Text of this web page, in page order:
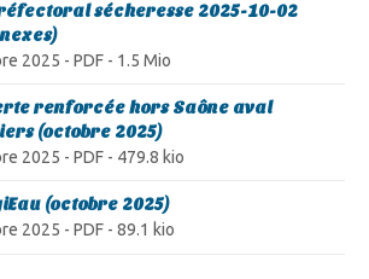
sécheresse 2025-10-02
2025 - PDF - 1.5 Mio
renforcée hors Saône aval
(octobre 2025)
2025 - PDF - 479.8 kio
(octobre 2025)
2025 - PDF - 89.1 kio